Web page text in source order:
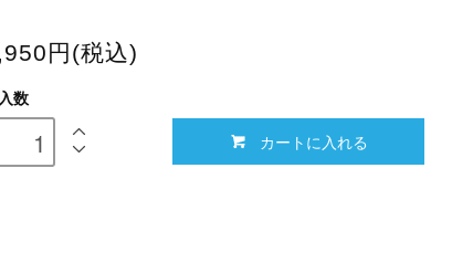
円(税込)
数
カートに入れる